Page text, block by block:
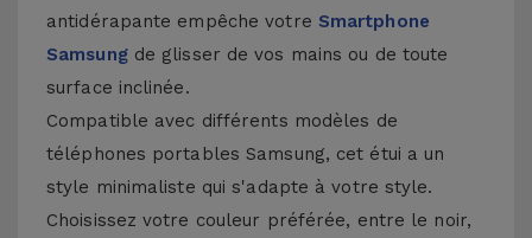
antidérapante empêche votre Smartphone
Samsungde glisser de vos mains ou de toute
surface inclinée.
Compatible avec différents modèles de
téléphones portables Samsung, cet étui a un
style minimaliste qui s'adapte à votre style.
Choisissez votre couleur préférée, entre le noir,